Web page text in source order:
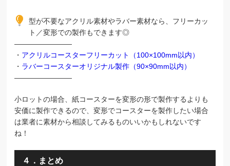
型が不要なアクリル素材やラバー素材なら、フリーカッ
ト／変形での製作もできます◎
————————
・ アクリルコースターフリーカット（100×100mm以内）
・ ラバーコースターオリジナル製作（90×90mm以内）
————————
小ロットの場合、紙コースターを変形の形で製作するよりも
安価に製作できるので、変形でコースターを製作したい場合
は業者に素材から相談してみるものいいかもしれないです
ね！
４．まとめ